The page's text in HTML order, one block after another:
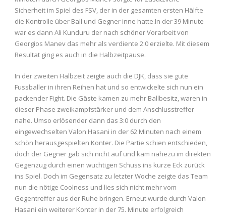
Sicherheit im Spiel des FSV, der in der gesamten ersten Hälfte
die Kontrolle über Ball und Gegner inne hatte.In der 39 Minute
war es dann Ali Kunduru der nach schöner Vorarbeit von
Georgios Manev das mehr als verdiente 2:0 erzielte. Mit diesem
Resultat ging es auch in die Halbzeitpause.
In der zweiten Halbzeit zeigte auch die DJK, dass sie gute
Fussballer in ihren Reihen hat und so entwickelte sich nun ein
packender Fight. Die Gäste kamen zu mehr Ballbesitz, waren in
dieser Phase zweikampfstärker und dem Anschlusstreffer
nahe. Umso erlösender dann das 3:0 durch den
eingewechselten Valon Hasani in der 62 Minuten nach einem
schön herausgespielten Konter. Die Partie schien entschieden,
doch der Gegner gab sich nicht auf und kam nahezu im direkten
Gegenzug durch einen wuchtigen Schuss ins kurze Eck zurück
ins Spiel. Doch im Gegensatz zu letzter Woche zeigte das Team
nun die nötige Coolness und lies sich nicht mehr vom
Gegentreffer aus der Ruhe bringen. Erneut wurde durch Valon
Hasani ein weiterer Konter in der 75. Minute erfolgreich